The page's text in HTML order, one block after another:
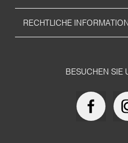
RECHTLICHE
BESUCHEN SIE